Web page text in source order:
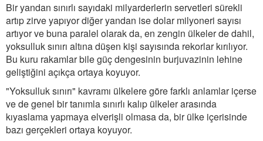
Bir yandan sınırlı sayıdaki milyarderlerin servetleri sürekli
artıp zirve yapıyor diğer yandan ise dolar milyoneri sayısı
artıyor ve buna paralel olarak da, en zengin ülkeler de dahil,
yoksulluk sınırı altına düşen kişi sayısında rekorlar kırılıyor.
Bu kuru rakamlar bile güç dengesinin burjuvazinin lehine
geliştiğini açıkça ortaya koyuyor.
"Yoksulluk sınırı" kavramı ülkelere göre farklı anlamlar içerse
ve de genel bir tanımla sınırlı kalıp ülkeler arasında
kıyaslama yapmaya elverişli olmasa da, bir ülke içerisinde
bazı gerçekleri ortaya koyuyor.